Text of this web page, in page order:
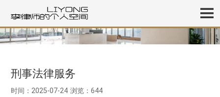
刑事法律服务
时间：2025-07-24 浏览：644